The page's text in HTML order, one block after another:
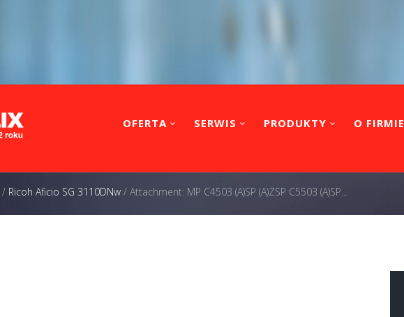
OFERTA SERWIS PRODUKTY O FIRMIE
/ Ricoh Aficio SG 3110DNw / Attachment: MP C4503 (A)SP (A)ZSP C5503 (A)SP...